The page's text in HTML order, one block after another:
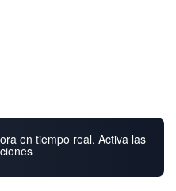
en tiempo real. Activa las